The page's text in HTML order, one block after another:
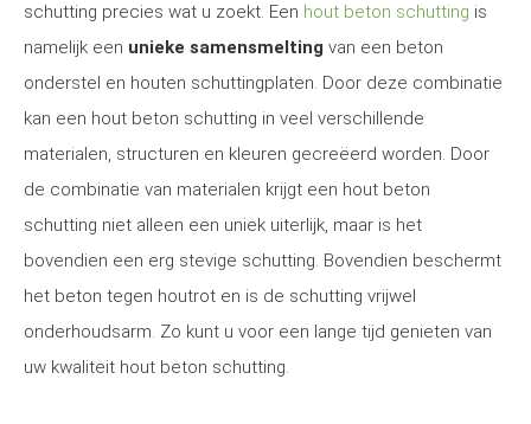
schutting precies wat u zoekt. Een hout beton schutting is
namelijk een unieke samensmelting van een beton
onderstel en houten schuttingplaten. Door deze combinatie
kan een hout beton schutting in veel verschillende
materialen, structuren en kleuren gecreëerd worden. Door
de combinatie van materialen krijgt een hout beton
schutting niet alleen een uniek uiterlijk, maar is het
bovendien een erg stevige schutting. Bovendien beschermt
het beton tegen houtrot en is de schutting vrijwel
onderhoudsarm. Zo kunt u voor een lange tijd genieten van
uw kwaliteit hout beton schutting.